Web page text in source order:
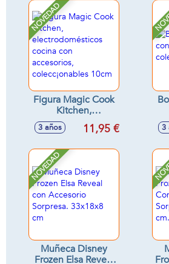
NOVEDAD
Figura Magic Cook
Kitchen,
electrodomésticos
cocina con
colecc¡onables
3 años 11,95 € 3
NOVEDAD
Muñeca Disney
Frozen Elsa Reveal